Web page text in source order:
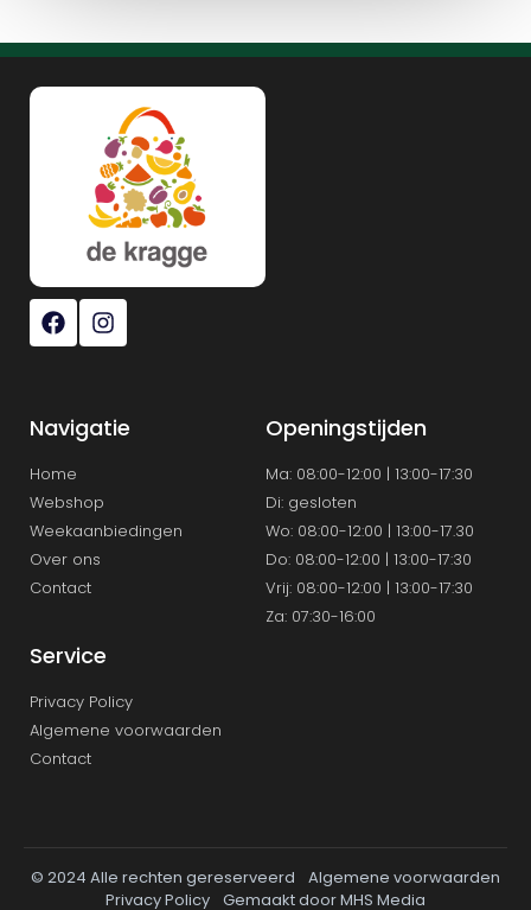
Navigatie
Home
Webshop
Weekaanbiedingen
Over ons
Contact
Openingstijden
Ma: 08:00-12:00 | 13:00-17:30
Di: gesloten
Wo: 08:00-12:00 | 13:00-17.30
Do: 08:00-12:00 | 13:00-17:30
Vrij: 08:00-12:00 | 13:00-17:30
Za: 07:30-16:00
Service
Privacy Policy
Algemene voorwaarden
Contact
© 2024 Alle rechten gereserveerd
Algemene voorwaarden
Privacy Policy Gemaakt door MHS Media